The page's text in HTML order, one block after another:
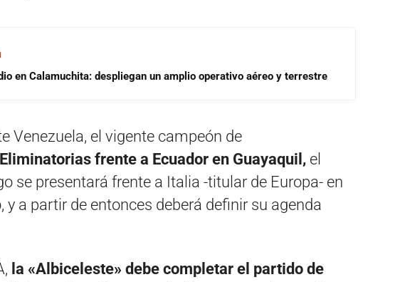
en Calamuchita: despliegan un amplio operativo aéreo y terrestre
Venezuela, el vigente campeón de
frente a Ecuador en Guayaquil, el
se presentará frente a Italia -titular de Europa- en
y a partir de entonces deberá definir su agenda
la «Albiceleste» debe completar el partido de